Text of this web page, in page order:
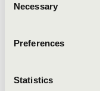
Selection
Necessary
Preferences
Statistics